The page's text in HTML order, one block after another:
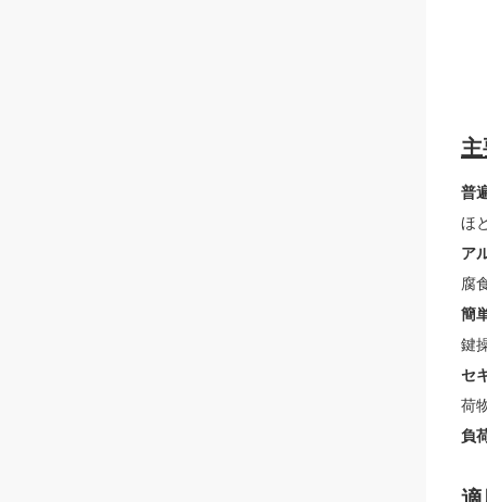
普
ほ
ア
腐
簡
鍵
セ
荷
負